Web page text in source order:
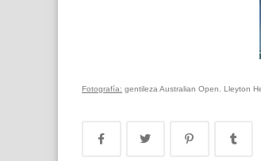
Fotografía: gentileza Australian Open. Lleyton